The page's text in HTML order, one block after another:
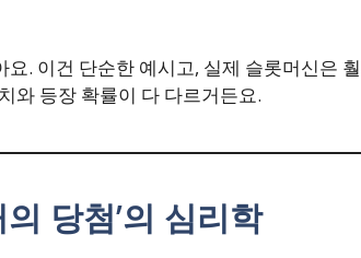
. 이건 단순한 예시고, 실제 슬롯머신은 훨
와 등장 확률이 다 다르거든요.
당첨’의 심리학